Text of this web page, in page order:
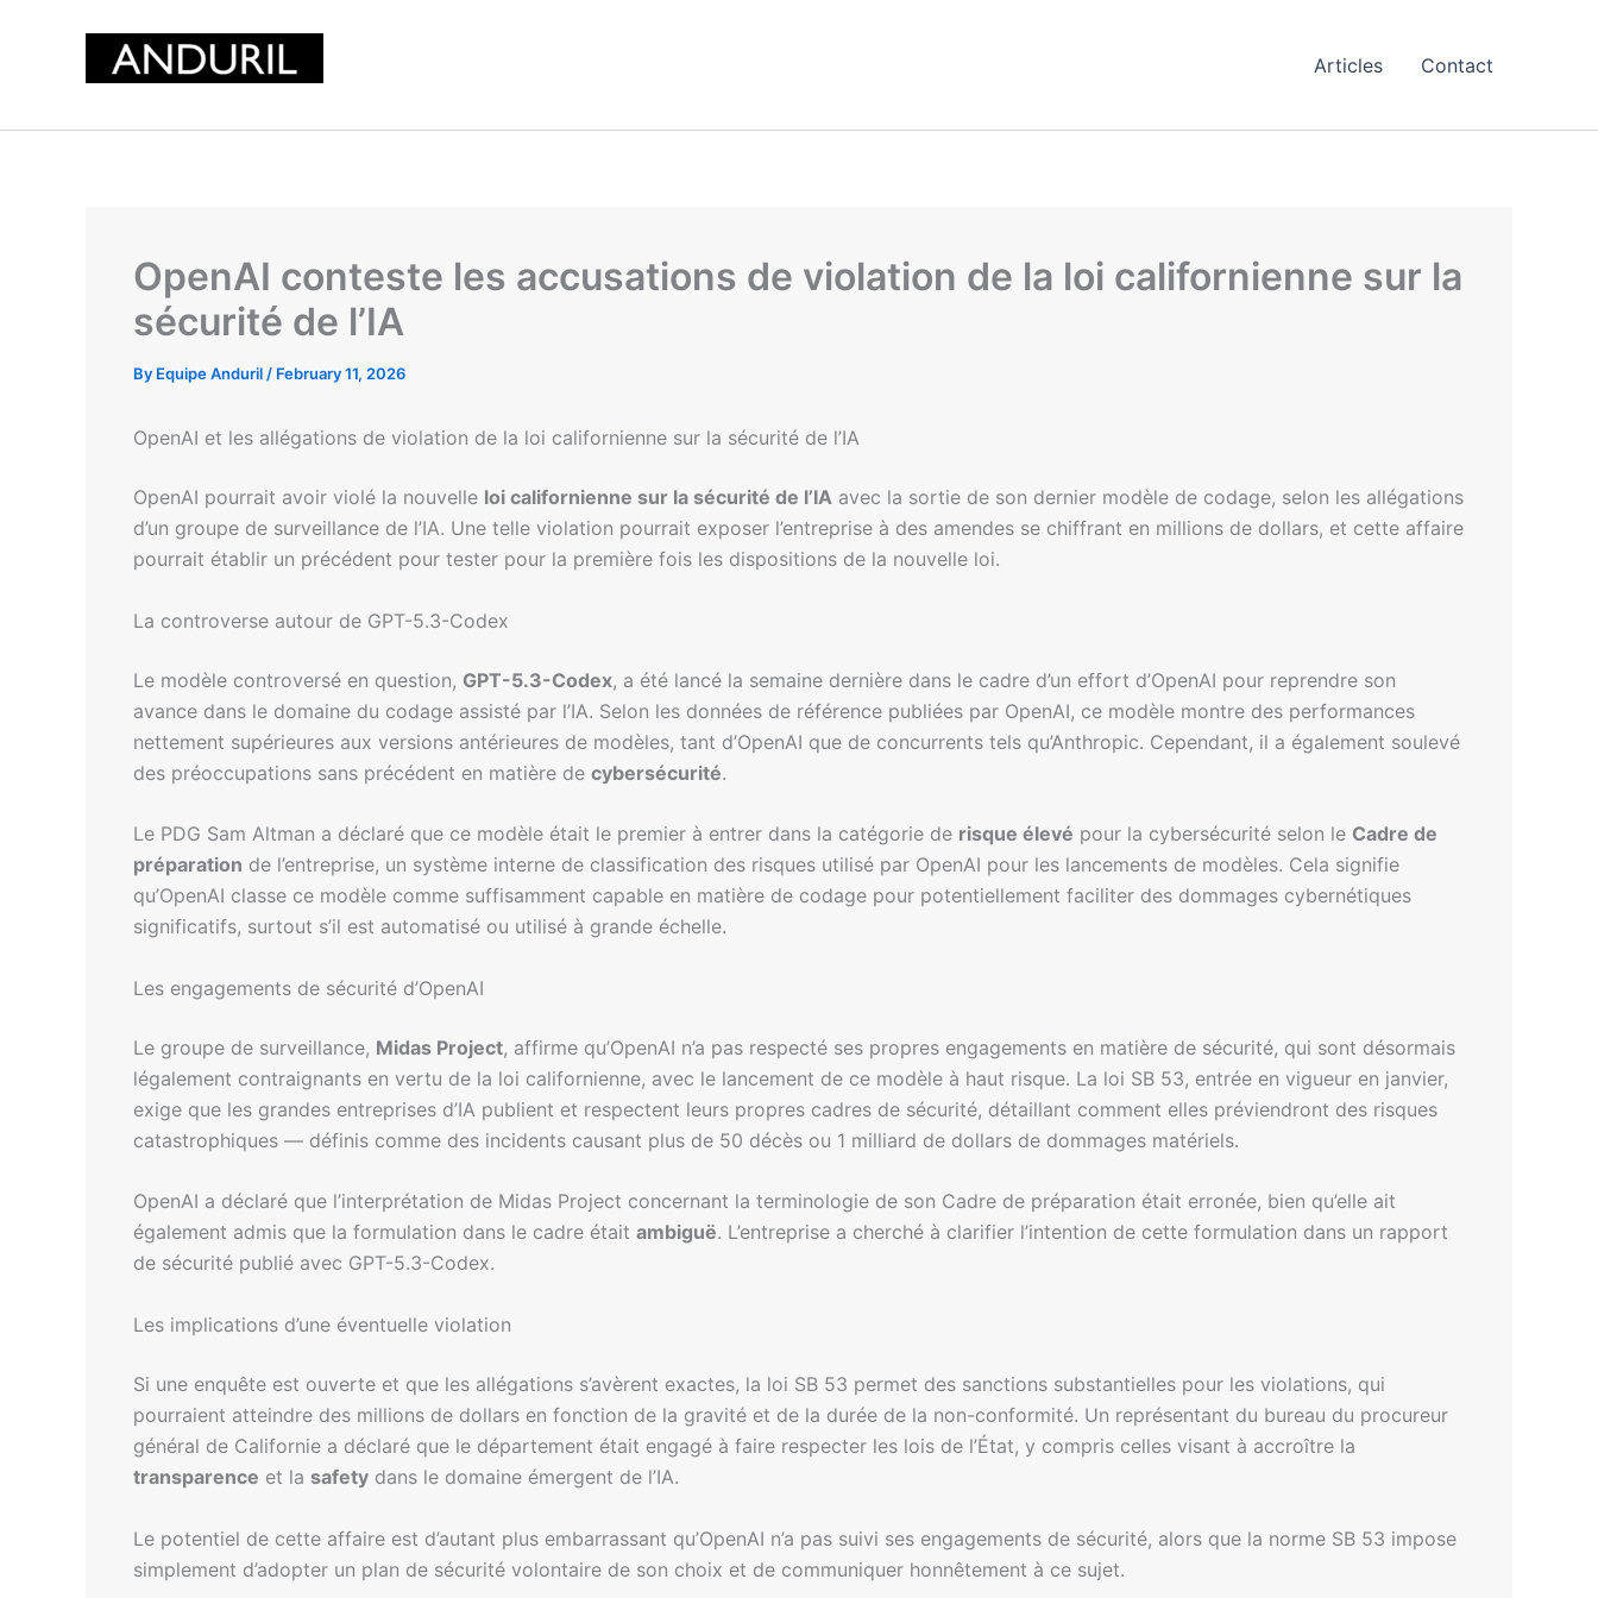
Articles Contact
OpenAI conteste les accusations de violation de la loi californienne sur la
sécurité de l’IA
By Equipe Anduril / February 11, 2026
OpenAI et les allégations de violation de la loi californienne sur la sécurité de l’IA
OpenAI pourrait avoir violé la nouvelle loi californienne sur la sécurité de l’IA avec la sortie de son dernier modèle de codage, selon les allégations
d’un groupe de surveillance de l’IA. Une telle violation pourrait exposer l’entreprise à des amendes se chiffrant en millions de dollars, et cette affaire
pourrait établir un précédent pour tester pour la première fois les dispositions de la nouvelle loi.
La controverse autour de GPT-5.3-Codex
Le modèle controversé en question, GPT-5.3-Codex, a été lancé la semaine dernière dans le cadre d’un effort d’OpenAI pour reprendre son
avance dans le domaine du codage assisté par l’IA. Selon les données de référence publiées par OpenAI, ce modèle montre des performances
nettement supérieures aux versions antérieures de modèles, tant d’OpenAI que de concurrents tels qu’Anthropic. Cependant, il a également soulevé
des préoccupations sans précédent en matière de cybersécurité.
Le PDG Sam Altman a déclaré que ce modèle était le premier à entrer dans la catégorie de risque élevé pour la cybersécurité selon le Cadre de
préparation de l’entreprise, un système interne de classification des risques utilisé par OpenAI pour les lancements de modèles. Cela signifie
qu’OpenAI classe ce modèle comme suffisamment capable en matière de codage pour potentiellement faciliter des dommages cybernétiques
significatifs, surtout s’il est automatisé ou utilisé à grande échelle.
Les engagements de sécurité d’OpenAI
Le groupe de surveillance, Midas Project, affirme qu’OpenAI n’a pas respecté ses propres engagements en matière de sécurité, qui sont désormais
légalement contraignants en vertu de la loi californienne, avec le lancement de ce modèle à haut risque. La loi SB 53, entrée en vigueur en janvier,
exige que les grandes entreprises d’IA publient et respectent leurs propres cadres de sécurité, détaillant comment elles préviendront des risques
catastrophiques — définis comme des incidents causant plus de 50 décès ou 1 milliard de dollars de dommages matériels.
OpenAI a déclaré que l’interprétation de Midas Project concernant la terminologie de son Cadre de préparation était erronée, bien qu’elle ait
également admis que la formulation dans le cadre était ambiguë. L’entreprise a cherché à clarifier l’intention de cette formulation dans un rapport
de sécurité publié avec GPT-5.3-Codex.
Les implications d’une éventuelle violation
Si une enquête est ouverte et que les allégations s’avèrent exactes, la loi SB 53 permet des sanctions substantielles pour les violations, qui
pourraient atteindre des millions de dollars en fonction de la gravité et de la durée de la non-conformité. Un représentant du bureau du procureur
général de Californie a déclaré que le département était engagé à faire respecter les lois de l’État, y compris celles visant à accroître la
transparence et la safety dans le domaine émergent de l’IA.
Le potentiel de cette affaire est d’autant plus embarrassant qu’OpenAI n’a pas suivi ses engagements de sécurité, alors que la norme SB 53 impose
simplement d’adopter un plan de sécurité volontaire de son choix et de communiquer honnêtement à ce sujet.